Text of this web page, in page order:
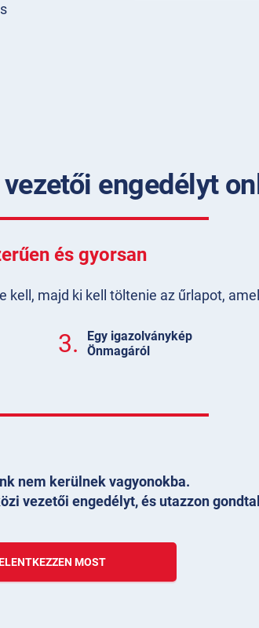
engedélyt
és gyorsan
majd ki kell töltenie az űrlapot,
3.
Egy igazolványkép
Önmagáról
nem kerülnek vagyonokba.
vezetői engedélyt, és utazzon
MOST